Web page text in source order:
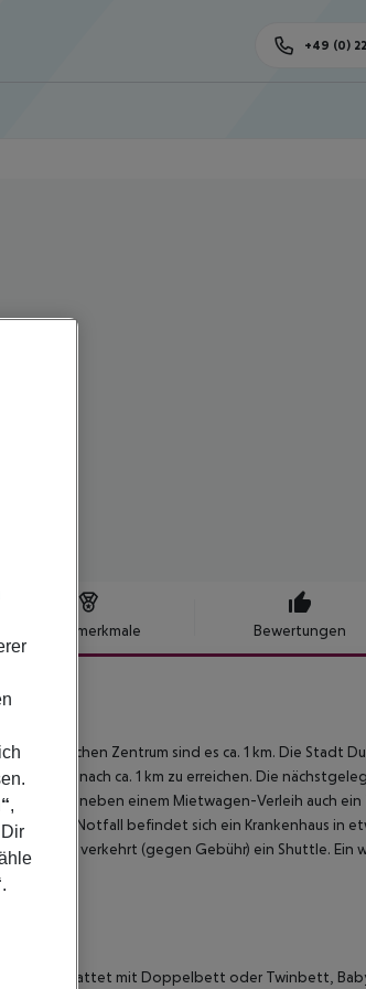
+49 (0)
Hotelmerkmale Bewertungen
touristischen Zentrum sind es ca. 1 km. Die Stadt
ist nach ca. 1 km zu erreichen. Die
sorgen neben einem Mietwagen-Verleih auch
im Notfall befindet sich ein Krankenhaus in
verkehrt (gegen Gebühr) ein Shuttle. Ein
sind ausgestattet mit Doppelbett oder Twinbett,
,
.